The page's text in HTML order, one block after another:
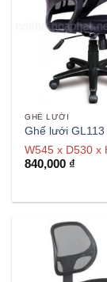
GHẾ LƯỚI
Ghế lưới GL113
W545 x D530 x
840,000 ₫